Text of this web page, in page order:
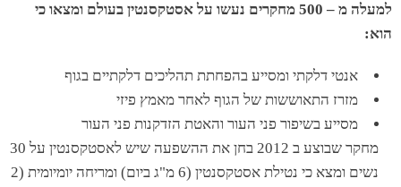
למעלה מ – 500 מחקרים נעשו על אסטקסנטין בעולם ומצאו כי
הוא:
אנטי דלקתי ומסייע בהפחתת תהליכים דלקתיים בגוף
מזרז התאוששות של הגוף לאחר מאמץ פיזי
מסייע בשיפור פני העור והאטת הזדקנות פני העור
מחקר שבוצע ב 2012 בחן את ההשפעה שיש לאסטקסנטין על 30
נשים ומצא כי נטילת אסטקסנטין (6 מ"ג ביום) ומריחה יומיומית (2